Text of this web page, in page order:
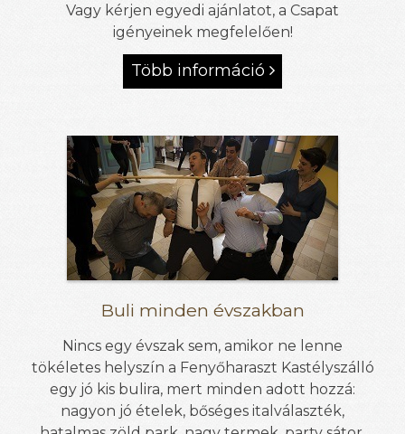
Vagy kérjen egyedi ajánlatot, a Csapat
igényeinek megfelelően!
Több információ 
Buli minden évszakban
Nincs egy évszak sem, amikor ne lenne
tökéletes helyszín a Fenyőharaszt Kastélyszálló
egy jó kis bulira, mert minden adott hozzá:
nagyon jó ételek, bőséges italválaszték,